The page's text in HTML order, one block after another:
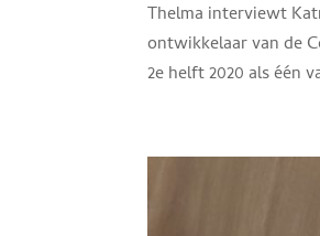
Thelma interviewt
ontwikkelaar van de
2e helft 2020 als één